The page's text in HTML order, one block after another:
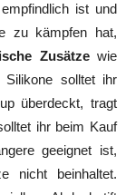
ist und
zu kämpfen hat,
Zusätzewie
Silikone solltet ihr
überdeckt, tragt
ihr beim Kauf
geeignet ist,
nicht beinhaltet.